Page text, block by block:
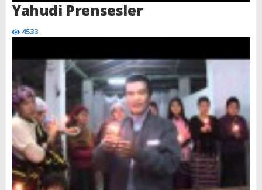
Yahudi Prensesler
4533